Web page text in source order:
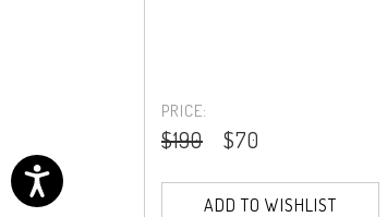
PRICE:
$190 $70
ADD TO WISHLIST